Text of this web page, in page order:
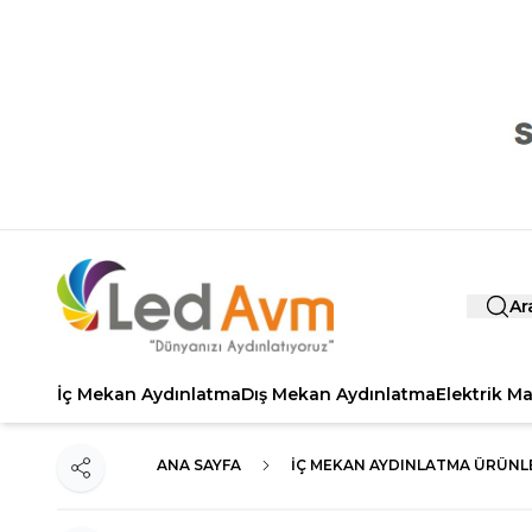
İç Mekan AydınlatmaDış Mekan AydınlatmaElektrik
ANA SAYFA İÇ MEKAN AYDINLATMA
Paylaş